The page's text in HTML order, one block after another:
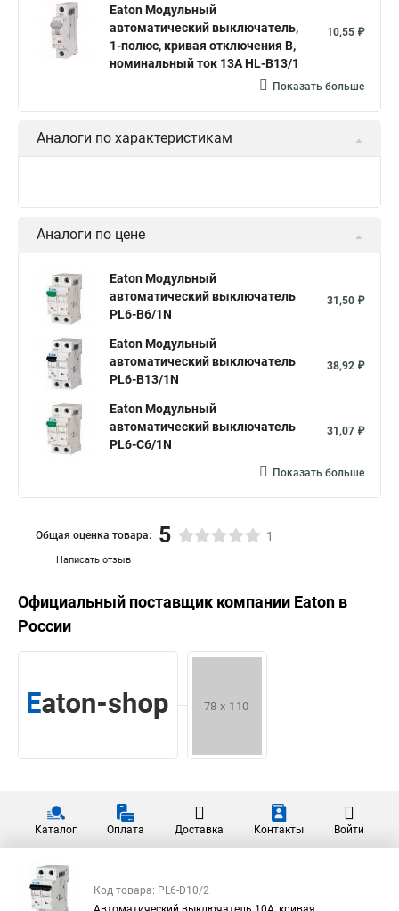
Eaton Модульный
автоматический выключатель,
1-полюс, кривая отключения B,
номинальный ток 13А HL-B13/1
10,55 ₽
Показать больше
Аналоги по характеристикам
Аналоги по цене
Eaton Модульный
автоматический выключатель
PL6-B6/1N
31,50 ₽
Eaton Модульный
автоматический выключатель
PL6-B13/1N
38,92 ₽
Eaton Модульный
автоматический выключатель
PL6-C6/1N
31,07 ₽
Показать больше
Написать отзыв
Общая оценка товара: 5 1
Официальный поставщик компании Eaton в
России
Каталог Оплата Доставка Контакты Войти
Код товара: PL6-D10/2